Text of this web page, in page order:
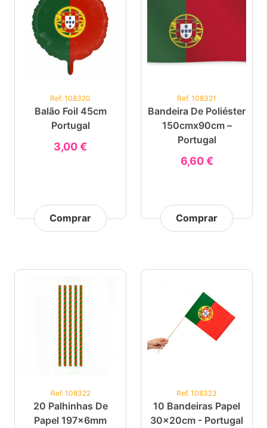
Ref. 108320
Balão Foil 45cm
Portugal
3,00 €
Comprar
Ref. 108321
Bandeira De Poliéster
150cmx90cm –
Portugal
6,60 €
Comprar
Ref. 108322
20 Palhinhas De
Papel 197x6mm
Ref. 108323
10 Bandeiras Papel
30x20cm - Portugal